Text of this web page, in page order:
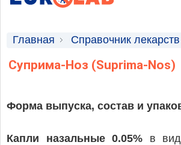
Главная
Справочник лекарств
Лекарственные средства
Суприма-Ноз (Suprima-Nos)
Форма выпуска, состав и
Капли назальные 0.05% в